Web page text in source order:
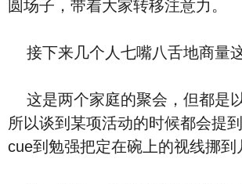
圆场子，带着大家转移注意力。
接下来几个人七嘴八舌地商量这
这是两个家庭的聚会，但都是
所以谈到某项活动的时候都会提
cue到勉强把定在碗上的视线挪到